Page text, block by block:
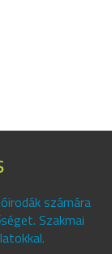
számára
Szakmai